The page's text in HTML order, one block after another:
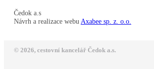
Čedok a.s
Návrh a realizace webu Axabee sp. z. o.o.
© 2026, cestovní kancelář Čedok a.s.